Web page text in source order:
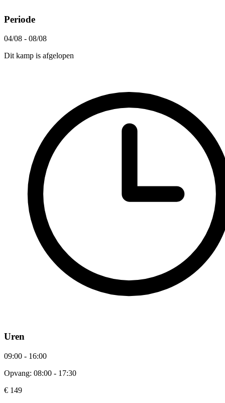
Periode
04/08 - 08/08
Dit kamp is afgelopen
Uren
09:00 - 16:00
Opvang: 08:00 - 17:30
€ 149